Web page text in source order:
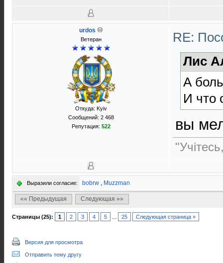
urdos
Ветеран
Откуда: Kyiv
Сообщений: 2 468
Репутация: 522
RE:
Лис
А
И что
вы
Выразили согласие: bobrw , Muzzman
«« Предыдущая Следующая »»
Страницы (25): 1 2 3 4 5 25 Следующая страница »
Версия для просмотра
Отправить тему другу